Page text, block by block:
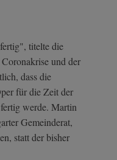
titelte die
und der
dass die
für die Zeit der
werde. Martin
Gemeinderat,
statt der bisher